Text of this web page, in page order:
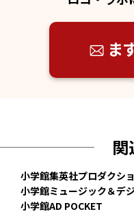
ま
関
小学館集英社プロダクシ
小学館ミュージック＆デ
小学館AD POCKET